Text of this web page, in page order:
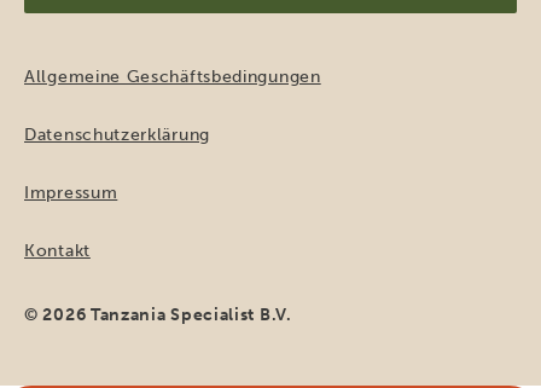
Allgemeine Geschäftsbedingungen
Datenschutzerklärung
Impressum
Kontakt
© 2026 Tanzania Specialist B.V.